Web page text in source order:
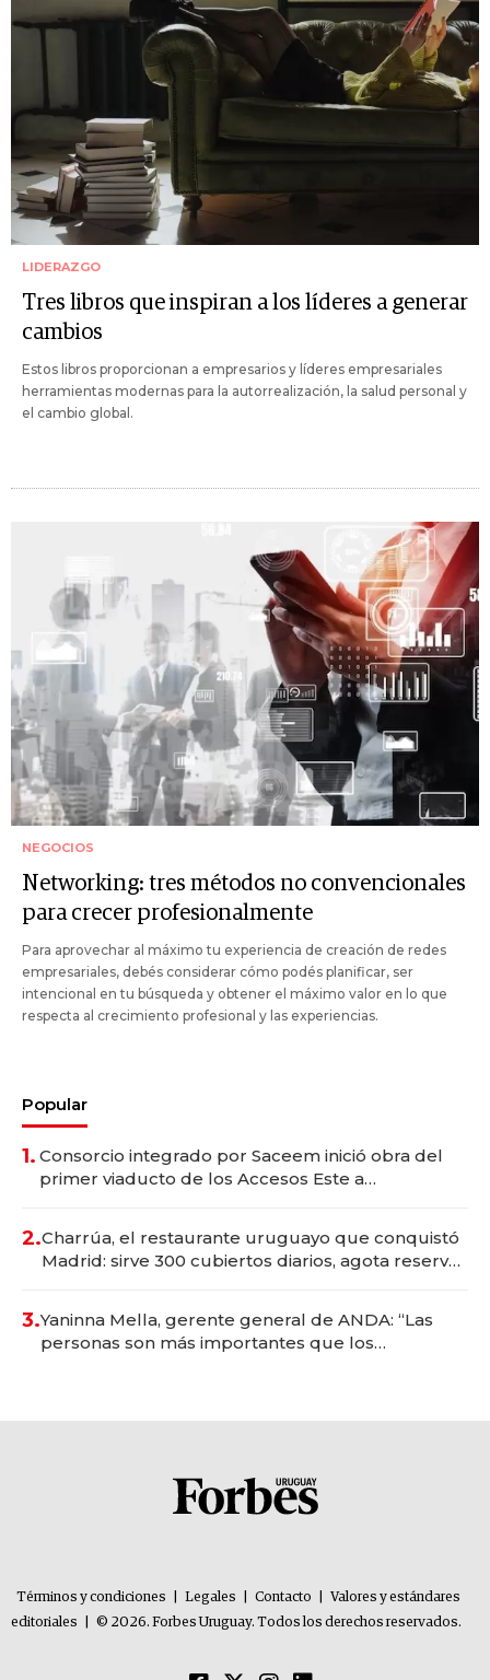
LIDERAZGO
Tres libros que inspiran a los líderes a generar
cambios
Estos libros proporcionan a empresarios y líderes empresariales
herramientas modernas para la autorrealización, la salud personal y
el cambio global.
NEGOCIOS
Networking: tres métodos no convencionales
para crecer profesionalmente
Para aprovechar al máximo tu experiencia de creación de redes
empresariales, debés considerar cómo podés planificar, ser
intencional en tu búsqueda y obtener el máximo valor en lo que
respecta al crecimiento profesional y las experiencias.
Popular
1. Consorcio integrado por Saceem inició obra del
primer viaducto de los Accesos Este a
2.Charrúa, el restaurante uruguayo que conquistó
Madrid: sirve 300 cubiertos diarios, agota reservas
3.Yaninna Mella, gerente general de ANDA: “Las
personas son más importantes que los
Términos y condiciones Legales Contacto
Valores y estándares
editoriales
© 2026. Forbes Uruguay. Todos los derechos reservados.